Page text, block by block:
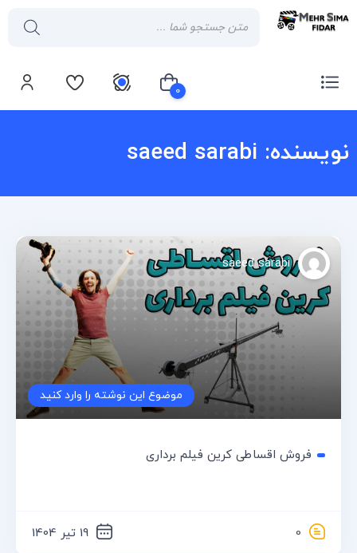
0
سبد خرید شما خالی است نویسنده: saeed sarabi
موضوع این نوشته را وارد کنید
saeed sarabi
فروش اقساطی کرین فیلم برداری
0 19 تیر 1404